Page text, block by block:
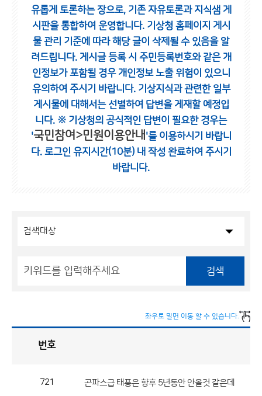
유롭게 토론하는 장으로, 기존 자유토론과 지식샘 게
시판을 통합하여 운영합니다. 기상청 홈페이지 게시
물 관리 기준에 따라 해당 글이 삭제될 수 있음을 알
려드립니다. 게시글 등록 시 주민등록번호와 같은 개
인정보가 포함될 경우 개인정보 노출 위험이 있으니
유의하여 주시기 바랍니다. 기상지식과 관련한 일부
게시물에 대해서는 선별하여 답변을 게재할 예정입
니다. ※ 기상청의 공식적인 답변이 필요한 경우는
'국민참여>민원이용안내 '를 이용하시기 바랍니
다. 로그인 유지시간(10분) 내 작성 완료하여 주시기
바랍니다.
검색
좌우로 밀면 이동 할 수 있습니다.
번호
721 곤파스급 태풍은 향후 5년동안 안올것 같은데